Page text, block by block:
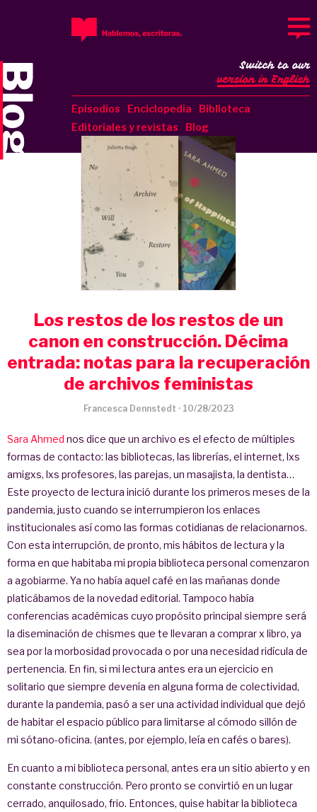
Episodios Enciclopedia
Biblioteca
Editoriales y revistas
Blog
Switch to our
version in English
Los restos de los restos de un
canon en construcción. Décima
entrada: notas para la recuperación
de archivos feministas
Francesca Dennstedt · 10/28/2023
Sara Ahmed nos dice que un archivo es el efecto de múltiples
formas de contacto: las bibliotecas, las librerías, el internet, lxs
amigxs, lxs profesores, las parejas, un masajista, la dentista…
Este proyecto de lectura inició durante los primeros meses de la
pandemia, justo cuando se interrumpieron los enlaces
institucionales así como las formas cotidianas de relacionarnos.
Con esta interrupción, de pronto, mis hábitos de lectura y la
forma en que habitaba mi propia biblioteca personal comenzaron
a agobiarme. Ya no había aquel café en las mañanas donde
platicábamos de la novedad editorial. Tampoco había
conferencias académicas cuyo propósito principal siempre será
la diseminación de chismes que te llevaran a comprar x libro, ya
sea por la morbosidad provocada o por una necesidad ridícula de
pertenencia. En fin, si mi lectura antes era un ejercicio en
solitario que siempre devenía en alguna forma de colectividad,
durante la pandemia, pasó a ser una actividad individual que dejó
de habitar el espacio público para limitarse al cómodo sillón de
mi sótano-oficina. (antes, por ejemplo, leía en cafés o bares).
En cuanto a mi biblioteca personal, antes era un sitio abierto y en
constante construcción. Pero pronto se convirtió en un lugar
cerrado, anquilosado, frio. Entonces, quise habitar la biblioteca